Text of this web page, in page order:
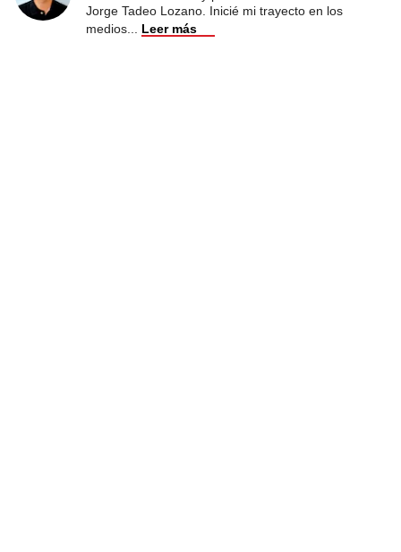
Jorge Tadeo Lozano. Inicié mi trayecto en los
medios
Leer más